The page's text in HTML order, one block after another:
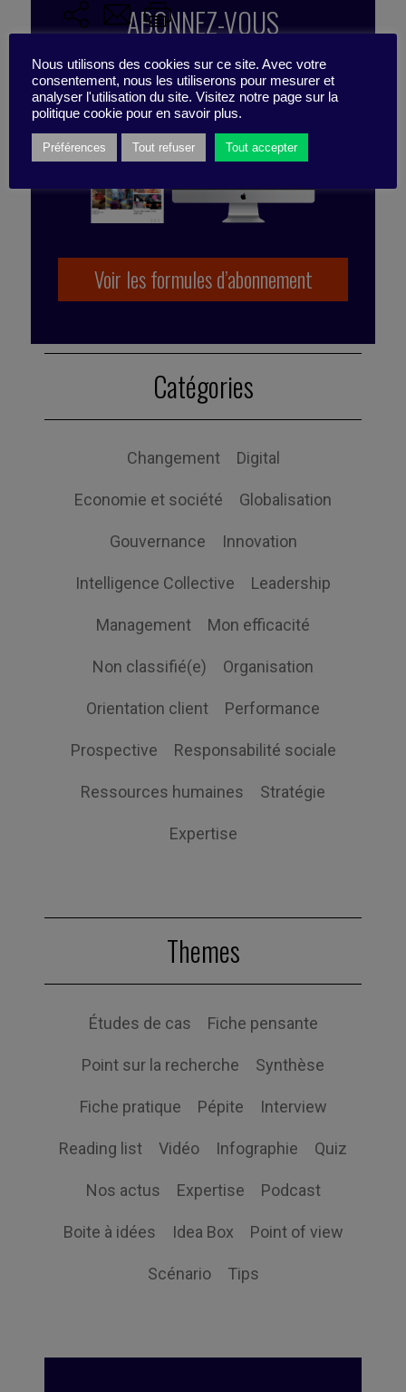
ABONNEZ-VOUS
À LA PUBLICATION
Voir les formules d’abonnement
Publié par Caroline Schuurman
Catégories
Changement Digital
Economie et société Globalisation
Gouvernance Innovation
Intelligence Collective Leadership
Management Mon efficacité
Non classifié(e) Organisation
Orientation client Performance
Prospective Responsabilité sociale
Ressources humaines Stratégie
Expertise
Themes
Études de cas Fiche pensante
Point sur la recherche Synthèse
Fiche pratique Pépite Interview
Reading list Vidéo Infographie Quiz
Nos actus Expertise Podcast
Boite à idées Idea Box Point of view
Scénario Tips
Nous utilisons des cookies sur ce site. Avec votre
consentement, nous les utiliserons pour mesurer et
analyser l'utilisation du site. Visitez notre page sur la
politique cookie pour en savoir plus.
Préférences Tout refuser Tout accepter